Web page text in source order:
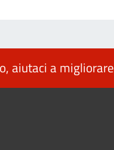
aiutaci a migliorare